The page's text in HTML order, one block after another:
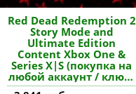
Red Dead Redemption 2
Story Mode and
Ultimate Edition
Content Xbox One &
Series X|S (покупка на
любой аккаунт / ключ)
(Аргентина) купить